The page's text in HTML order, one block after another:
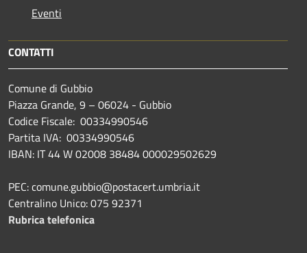
Eventi
CONTATTI
Comune di Gubbio
Piazza Grande, 9 – 06024 - Gubbio
Codice Fiscale: 00334990546
Partita IVA: 00334990546
IBAN: IT 44 W 02008 38484 000029502629
PEC: comune.gubbio@postacert.umbria.it
Centralino Unico: 075 92371
Rubrica telefonica